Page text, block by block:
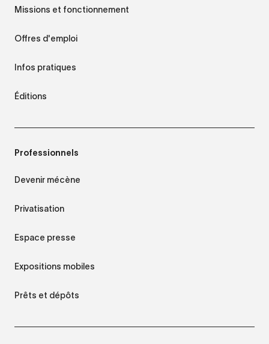
Missions et fonctionnement
Offres d'emploi
Infos pratiques
Éditions
Professionnels
Devenir mécène
Privatisation
Espace presse
Expositions mobiles
Prêts et dépôts